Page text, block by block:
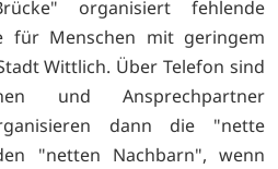
organisiert fehlende
für Menschen mit geringem
Wittlich. Über Telefon sind
und Ansprechpartner
dann die "nette
"netten Nachbarn", wenn